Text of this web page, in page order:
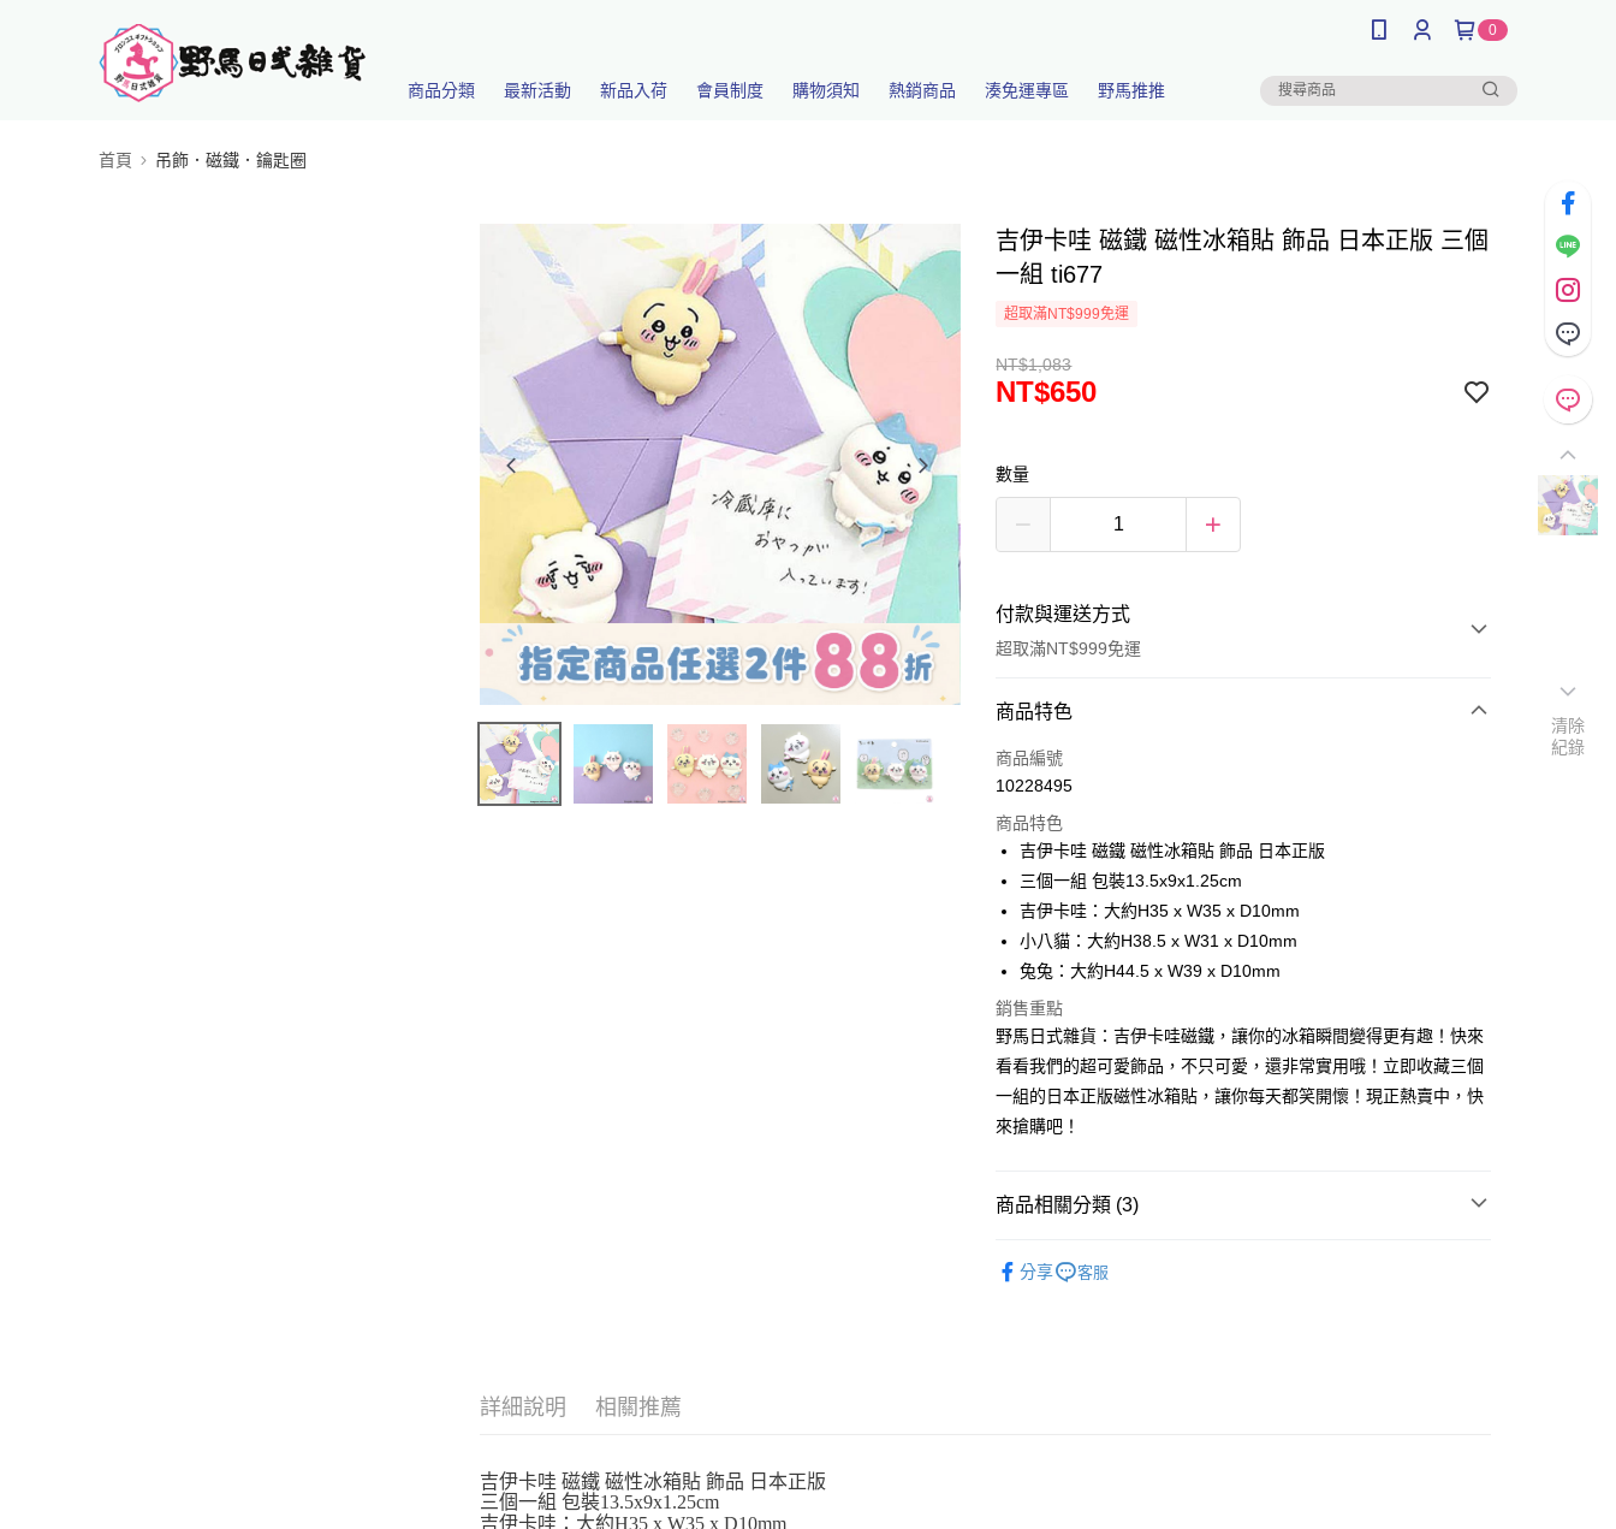
0
商品分類 最新活動 新品入荷 會員制度 購物須知 熱銷商品 湊免運專區 野馬推推
首頁 吊飾．磁鐵．鑰匙圈
吉伊卡哇 磁鐵 磁性冰箱貼 飾品 日本正版 三個
一組 ti677
超取滿NT$999免運
NT$1,083
NT$650
數量
付款與運送方式
超取滿NT$999免運
付款方式
信用卡一次付款
3 期 0 利率 每期 NT$216
合作金庫商業銀行
華南商業銀行
彰化商業銀行
國泰世華商業銀行
兆豐國際商業銀行
臺灣中小企業銀行
台中商業銀行
匯豐（台灣）商業銀行
聯邦商業銀行
遠東國際商業銀行
玉山商業銀行
星展（台灣）商業銀行
台新國際商業銀行
中國信託商業銀行
台灣樂天信用卡公司
超商取貨付款
Apple Pay
街口支付
悠遊付
Google Pay
全家取貨付款
商品特色
商品編號
10228495
商品特色
吉伊卡哇 磁鐵 磁性冰箱貼 飾品 日本正版
三個一組 包裝13.5x9x1.25cm
吉伊卡哇：大約H35 x W35 x D10mm
小八貓：大約H38.5 x W31 x D10mm
兔兔：大約H44.5 x W39 x D10mm
銷售重點
野馬日式雜貨：吉伊卡哇磁鐵，讓你的冰箱瞬間變得更有趣！快來
看看我們的超可愛飾品，不只可愛，還非常實用哦！立即收藏三個
一組的日本正版磁性冰箱貼，讓你每天都笑開懷！現正熱賣中，快
來搶購吧！
商品相關分類 (3)
分享 客服
詳細說明 相關推薦
吉伊卡哇 磁鐵 磁性冰箱貼 飾品 日本正版
三個一組 包裝13.5x9x1.25cm
吉伊卡哇：大約H35 x W35 x D10mm
清除
紀錄